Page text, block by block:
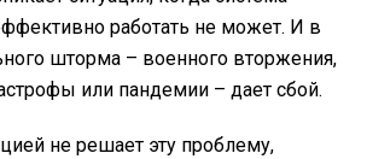
работать не может. И в
шторма – военного вторжения,
или пандемии – дает сбой.
не решает эту проблему,